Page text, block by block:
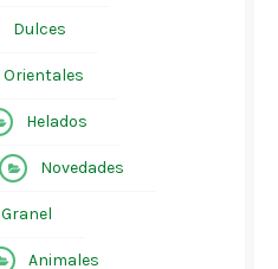
Dulces
Orientales
Helados
Novedades
Granel
Animales